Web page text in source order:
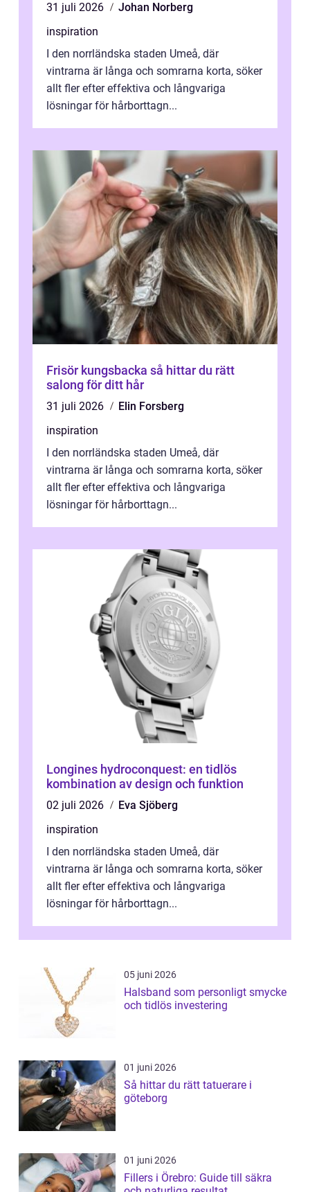
31 juli 2026
Johan Norberg
inspiration
I den norrländska staden Umeå, där
vintrarna är långa och somrarna korta, söker
allt fler efter effektiva och långvariga
lösningar för hårborttagn...
Frisör kungsbacka så hittar du rätt
salong för ditt hår
31 juli 2026
Elin Forsberg
inspiration
I den norrländska staden Umeå, där
vintrarna är långa och somrarna korta, söker
allt fler efter effektiva och långvariga
lösningar för hårborttagn...
Longines hydroconquest: en tidlös
kombination av design och funktion
02 juli 2026
Eva Sjöberg
inspiration
I den norrländska staden Umeå, där
vintrarna är långa och somrarna korta, söker
allt fler efter effektiva och långvariga
lösningar för hårborttagn...
05 juni 2026
Halsband som personligt smycke
och tidlös investering
01 juni 2026
Så hittar du rätt tatuerare i
göteborg
01 juni 2026
Fillers i Örebro: Guide till säkra